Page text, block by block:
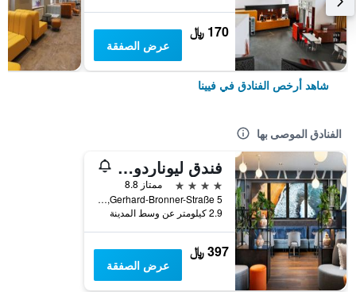
170 ﷼
عرض الصفقة
شاهد أرخص الفنادق في فيينا
الفنادق الموصى بها
فندق ليوناردو فيينا هابتبانهوف
4 نجوم
ممتاز 8.8
Gerhard-Bronner-Straße 5, فيينا, فيينا, النمسا
2.9 كيلومتر عن وسط المدينة
397 ﷼
عرض الصفقة